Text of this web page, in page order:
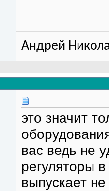
Андрей
это значит
вас ведь не
регуляторы
выпускает